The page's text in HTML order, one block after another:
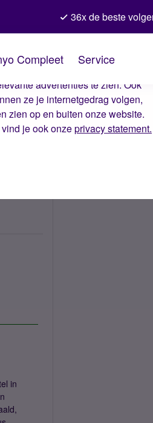
wij ervoor dat je ervaring op de
advertenties te zien. Ook
ze je internetgedrag volgen,
zien op en buiten onze website.
je ook onzeprivacy statement.
36x de beste
Compleet Service
Start een topic
in